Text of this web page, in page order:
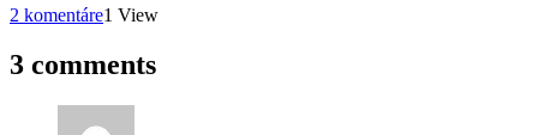
2 komentáre1 View
3 comments